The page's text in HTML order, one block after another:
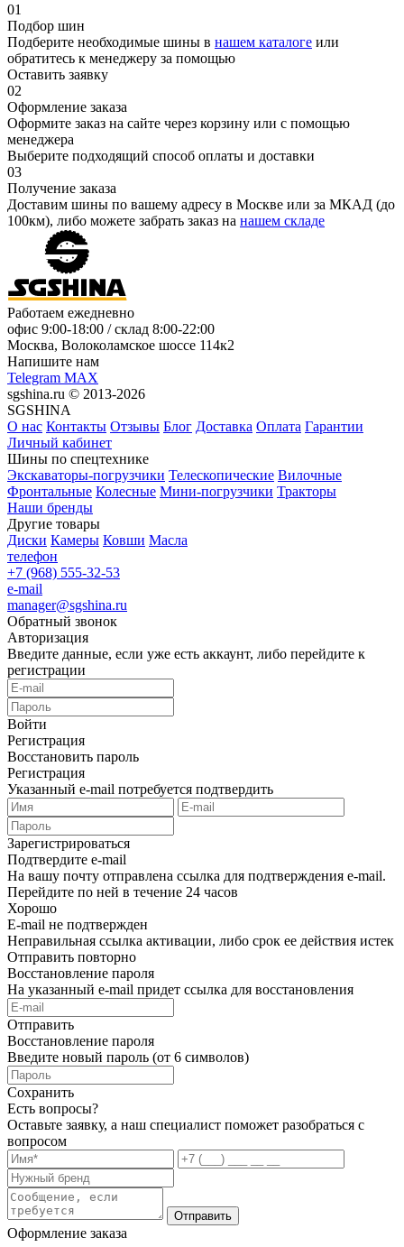
01
Подбор шин
Подберите необходимые шины в нашем каталоге или
обратитесь к менеджеру за помощью
Оставить заявку
02
Оформление заказа
Оформите заказ на сайте через корзину или с помощью
менеджера
Выберите подходящий способ оплаты и доставки
03
Получение заказа
Доставим шины по вашему адресу в Москве или за МКАД (до
100км), либо можете забрать заказ на нашем складе
Работаем ежедневно
офис 9:00-18:00 / склад 8:00-22:00
Москва, Волоколамское шоссе 114к2
Напишите нам
Telegram MAX
sgshina.ru © 2013-2026
SGSHINA
О нас Контакты Отзывы Блог Доставка Оплата Гарантии
Личный кабинет
Шины по спецтехнике
Экскаваторы-погрузчики Телескопические Вилочные
Фронтальные Колесные Мини-погрузчики Тракторы
Наши бренды
Другие товары
Диски Камеры Ковши Масла
телефон
+7 (968) 555-32-53
e-mail
manager@sgshina.ru
Обратный звонок
Авторизация
Введите данные, если уже есть аккаунт, либо перейдите к
регистрации
Войти
Регистрация
Восстановить пароль
Регистрация
Указанный e-mail потребуется подтвердить
Зарегистрироваться
Подтвердите e-mail
На вашу почту отправлена ссылка для подтверждения e-mail.
Перейдите по ней в течение 24 часов
Хорошо
E-mail не подтвержден
Неправильная ссылка активации, либо срок ее действия истек
Отправить повторно
Восстановление пароля
На указанный e-mail придет ссылка для восстановления
Отправить
Восстановление пароля
Введите новый пароль (от 6 символов)
Сохранить
Есть вопросы?
Оставьте заявку, а наш специалист поможет разобраться с
вопросом
Отправить
Оформление заказа